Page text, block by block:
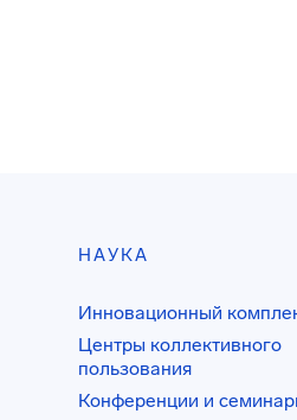
НАУКА
Инновационный
Центры коллективного
пользования
Конференции и